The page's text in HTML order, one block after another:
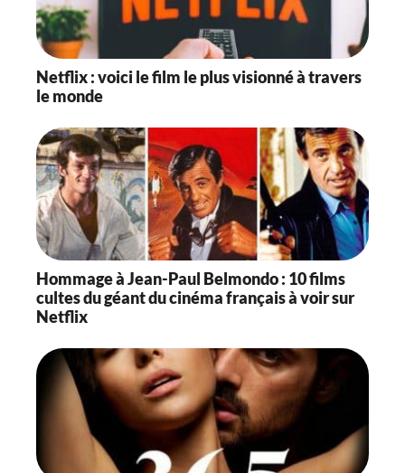
Netflix : voici le film le plus visionné à travers
le monde
Hommage à Jean-Paul Belmondo : 10 films
cultes du géant du cinéma français à voir sur
Netflix